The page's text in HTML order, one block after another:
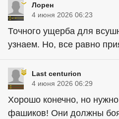
Лорен
4 июня 2026 06:23
Точного ущерба для
узнаем. Но, все равно
Last centurion
4 июня 2026 06:29
Хорошо конечно, но
фашиков! Они должны